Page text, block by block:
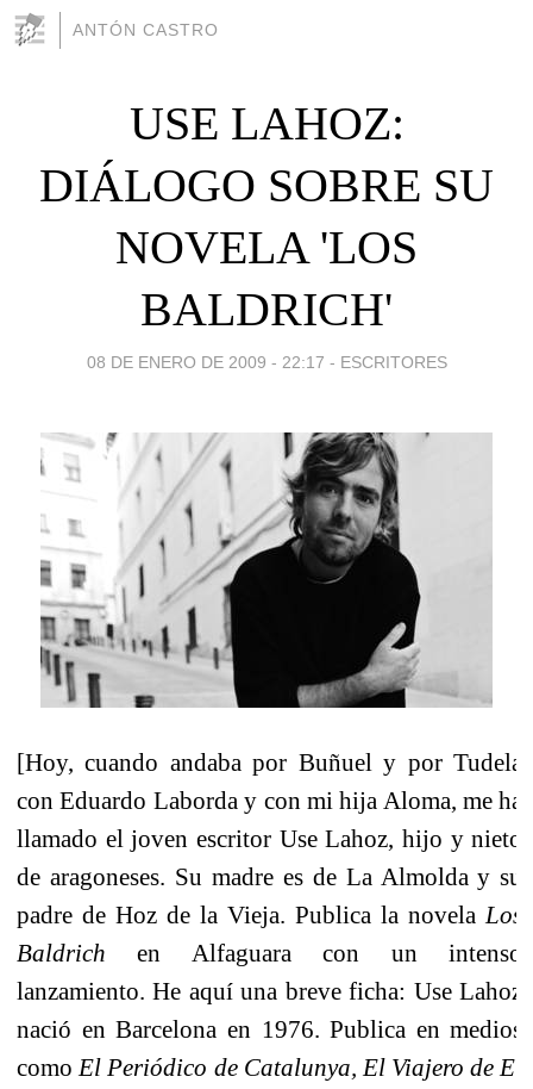
ANTÓN CASTRO
USE LAHOZ:
DIÁLOGO SOBRE SU
NOVELA 'LOS
BALDRICH'
08 DE ENERO DE 2009 - 22:17 - ESCRITORES
[Hoy, cuando andaba por Buñuel y por Tudela
con Eduardo Laborda y con mi hija Aloma, me ha
llamado el joven escritor Use Lahoz, hijo y nieto
de aragoneses. Su madre es de La Almolda y su
padre de Hoz de la Vieja. Publica la novela Los
Baldrich en Alfaguara con un intenso
lanzamiento. He aquí una breve ficha: Use Lahoz
nació en Barcelona en 1976. Publica en medios
como El Periódico de Catalunya, El Viajero de El